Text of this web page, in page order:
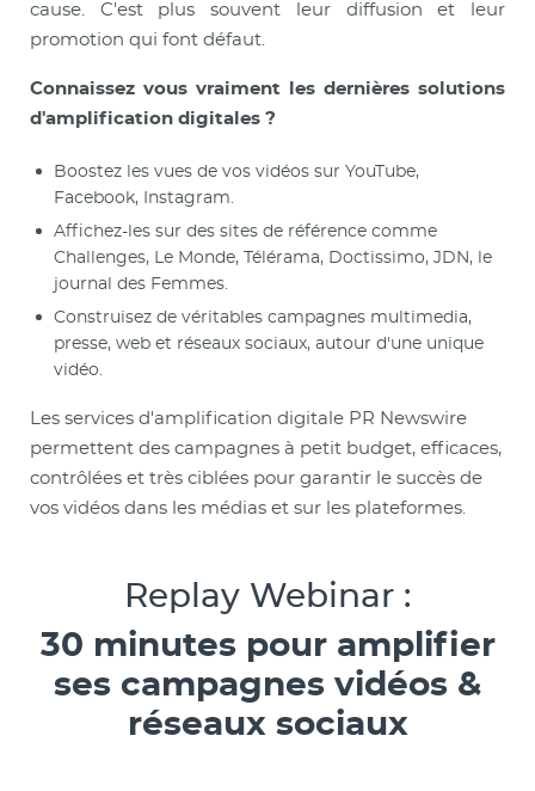
cause. C'est plus souvent leur diffusion et leur
promotion qui font défaut.
Connaissez vous vraiment les dernières solutions
d'amplification digitales ?
Boostez les vues de vos vidéos sur YouTube,
Facebook, Instagram.
Affichez-les sur des sites de référence comme
Challenges, Le Monde, Télérama, Doctissimo, JDN, le
journal des Femmes.
Construisez de véritables campagnes multimedia,
presse, web et réseaux sociaux, autour d'une unique
vidéo.
Les services d'amplification digitale PR Newswire
permettent des campagnes à petit budget, efficaces,
contrôlées et très ciblées pour garantir le succès de
vos vidéos dans les médias et sur les plateformes.
Replay Webinar :
30 minutes pour amplifier
ses campagnes vidéos &
réseaux sociaux